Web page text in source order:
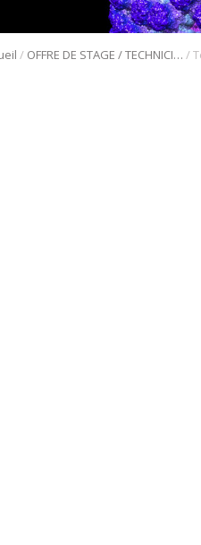
/ OFFRE DE STAGE / TECHNICIEN DE LABORATOIRE /